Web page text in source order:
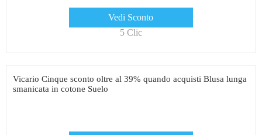
Vedi Sconto
5 Clic
Vicario Cinque sconto oltre al 39% quando acquisti Blusa lunga
smanicata in cotone Suelo